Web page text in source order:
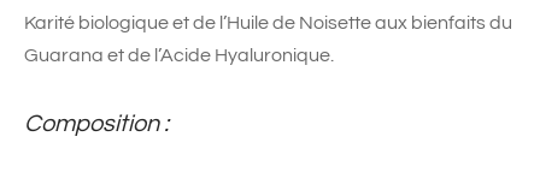
Karité biologique et de l’Huile de Noisette aux bienfaits du
Guarana et de l’Acide Hyaluronique.
Composition :